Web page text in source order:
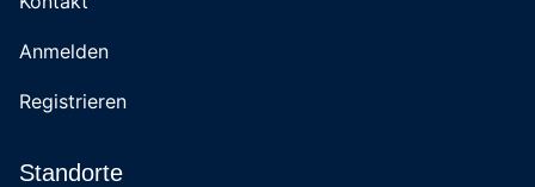
Anmelden
Registrieren
Standorte